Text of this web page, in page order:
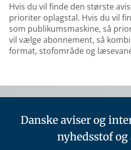
Hvis du vil finde den største
prioriter oplagstal. Hvis du vil
som publikumsmaskine, så
vil vælge abonnement, så
format, stofområde og
Danske aviser og
nyhedsstof